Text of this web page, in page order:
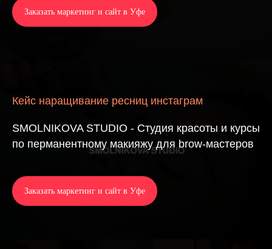
Заказать маркетинг и сайт в Уфе
Кейс наращивание ресниц инстаграм
SMOLNIKOVA STUDIO - Студия красоты и курсы
по перманентному макияжу для brow-мастеров
Заказать маркетинг и сайт в Уфе